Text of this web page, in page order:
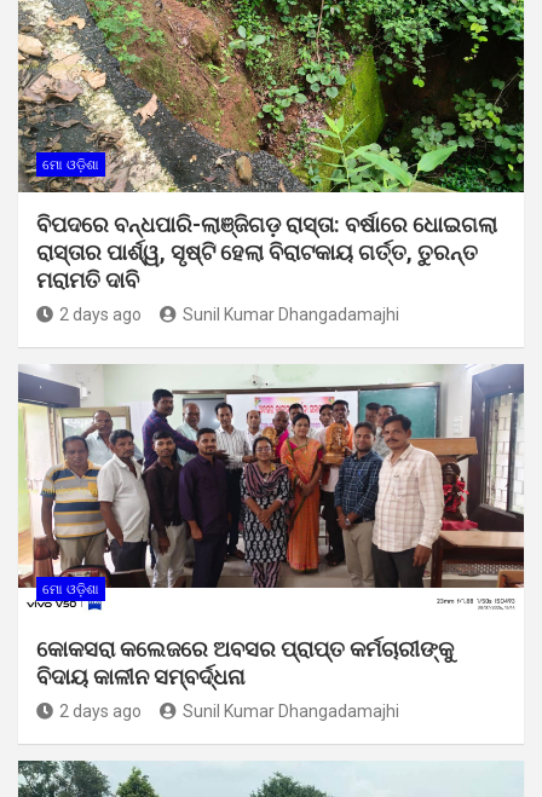
ମୋ ଓଡ଼ିଶା
ବିପଦରେ ବନ୍ଧପାରି-ଲାଞ୍ଜିଗଡ଼ ରାସ୍ତା: ବର୍ଷାରେ ଧୋଇଗଲା
ରାସ୍ତାର ପାର୍ଶ୍ୱ, ସୃଷ୍ଟି ହେଲା ବିରାଟକାୟ ଗର୍ତ୍ତ, ତୁରନ୍ତ
ମରାମତି ଦାବି
2 days ago Sunil Kumar Dhangadamajhi
ମୋ ଓଡ଼ିଶା
କୋକସରା କଲେଜରେ ଅବସର ପ୍ରାପ୍ତ କର୍ମଚାରୀଙ୍କୁ
ବିଦାୟ କାଳୀନ ସମ୍ବର୍ଦ୍ଧନା
2 days ago Sunil Kumar Dhangadamajhi